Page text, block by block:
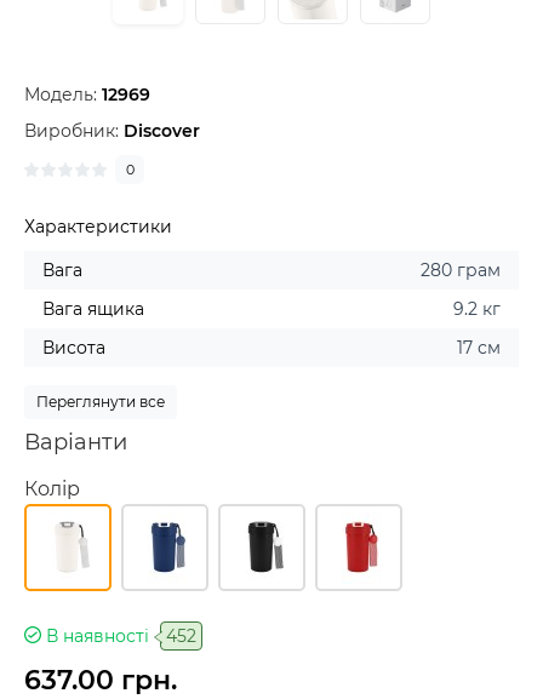
Модель: 12969
Виробник: Discover
0
Характеристики
Вага
280 грам
Вага ящика
9.2 кг
Висота
17 см
Переглянути все
Варіанти
Колір
В наявності 452
637.00 грн.